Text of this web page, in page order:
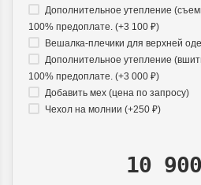
Дополнительное утепление
100% предоплате. (+3 100 ₽)
Вешалка-плечики для верхней
Дополнительное утепление
100% предоплате. (+3 000 ₽)
Добавить мех (цена по запросу)
Чехол на молнии (+250 ₽)
10 900